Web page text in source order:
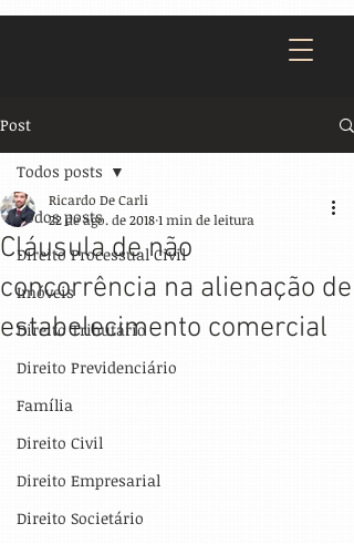
Post
Todos posts
Direito Processual Civil
Imóveis
Direito Tributário
Direito Previdenciário
Família
Direito Civil
Direito Empresarial
Direito Societário
Todos posts
Cláusula de não
concorrência na alienação de
estabelecimento comercial
Ricardo De Carli
22 de ago. de 20181 min de leitura